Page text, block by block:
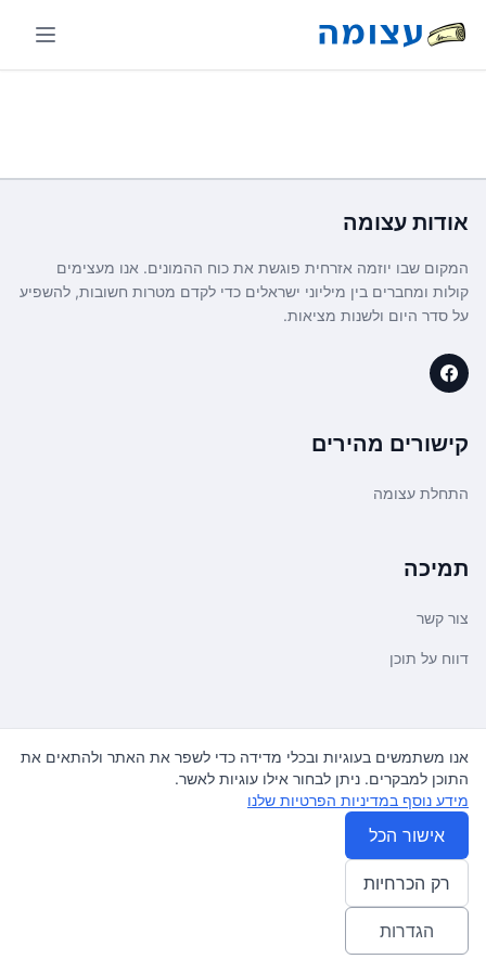
אודות עצומה
המקום שבו יוזמה אזרחית פוגשת את כוח ההמונים. אנו מעצימים
קולות ומחברים בין מיליוני ישראלים כדי לקדם מטרות חשובות, להשפיע
על סדר היום ולשנות מציאות.
קישורים מהירים
התחלת עצומה
תמיכה
צור קשר
דווח על תוכן
משפטי ועדכונים
מדיניות פרטיות
תנאי שימוש
© 2026 עצומה. כל הזכויות שמורות.
אנו משתמשים בעוגיות ובכלי מדידה כדי לשפר את האתר ולהתאים את
התוכן למבקרים. ניתן לבחור אילו עוגיות לאשר.
מידע נוסף במדיניות הפרטיות שלנו
אישור הכל
רק הכרחיות
הגדרות